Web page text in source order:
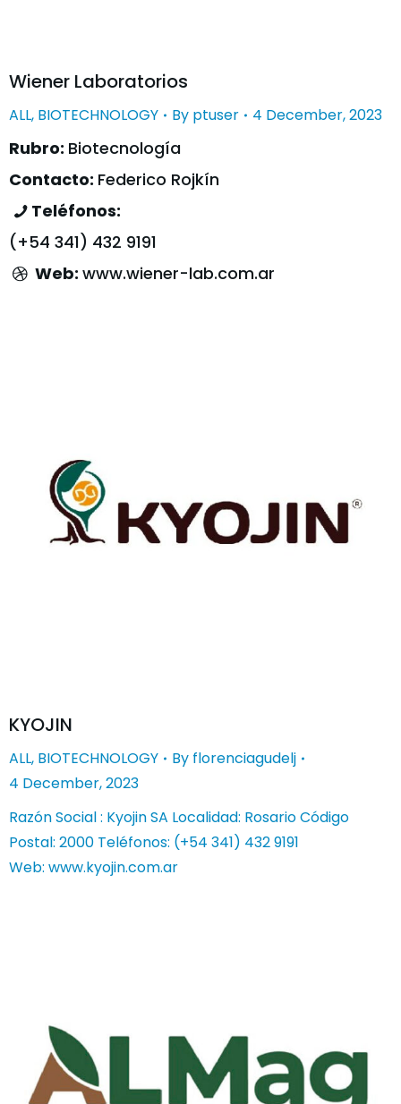
Wiener Laboratorios
ALL, BIOTECHNOLOGY By ptuser 4 December, 2023
Rubro: Biotecnología
Contacto: Federico Rojkín
Teléfonos:
(+54 341) 432 9191
Web:www.wiener-lab.com.ar
KYOJIN
ALL, BIOTECHNOLOGY By florenciagudelj
4 December, 2023
Razón Social : Kyojin SA Localidad: Rosario Código
Postal: 2000 Teléfonos: (+54 341) 432 9191
Web: www.kyojin.com.ar